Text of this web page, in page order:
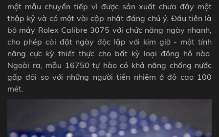
một mẫu chuyển tiếp vì được sản xuất chưa đầy một
thập kỷ và có một vài cập nhật đáng chú ý. Đầu tiên là
bộ máy Rolex Calibre 3075 với chức năng ngày nhanh,
cho phép cài đặt ngày độc lập với kim giờ - một tính
năng cực kỳ thiết thực cho bất kỳ loại đồng hồ nào.
Ngoài ra, mẫu 16750 tự hào có khả năng chống nước
gấp đôi so với những người tiền nhiệm ở độ cao 100
mét.